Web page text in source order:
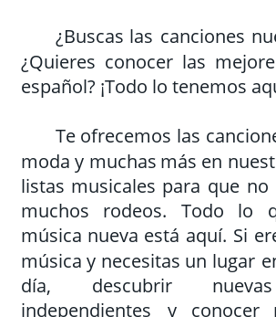
¿Buscas las canciones
¿Quieres conocer las
español? ¡Todo lo tenemos
Te ofrecemos las
moda y muchas más en
listas musicales para que no
muchos
rodeos. Todo lo
música nueva está aquí. Si
música y necesitas un lugar
día,
descubrir nuevas
independientes
y conocer